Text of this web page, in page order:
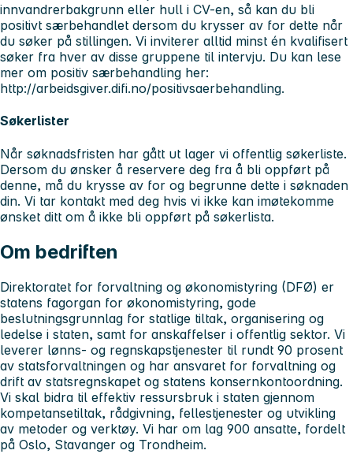
innvandrerbakgrunn eller hull i CV-en, så kan du bli
positivt særbehandlet dersom du krysser av for dette når
du søker på stillingen. Vi inviterer alltid minst én kvalifisert
søker fra hver av disse gruppene til intervju. Du kan lese
mer om positiv særbehandling her:
http://arbeidsgiver.difi.no/positivsaerbehandling.
Søkerlister
Når søknadsfristen har gått ut lager vi offentlig søkerliste.
Dersom du ønsker å reservere deg fra å bli oppført på
denne, må du krysse av for og begrunne dette i søknaden
din. Vi tar kontakt med deg hvis vi ikke kan imøtekomme
ønsket ditt om å ikke bli oppført på søkerlista.
Om bedriften
Direktoratet for forvaltning og økonomistyring (DFØ) er
statens fagorgan for økonomistyring, gode
beslutningsgrunnlag for statlige tiltak, organisering og
ledelse i staten, samt for anskaffelser i offentlig sektor. Vi
leverer lønns- og regnskapstjenester til rundt 90 prosent
av statsforvaltningen og har ansvaret for forvaltning og
drift av statsregnskapet og statens konsernkontoordning.
Vi skal bidra til effektiv ressursbruk i staten gjennom
kompetansetiltak, rådgivning, fellestjenester og utvikling
av metoder og verktøy. Vi har om lag 900 ansatte, fordelt
på Oslo, Stavanger og Trondheim.